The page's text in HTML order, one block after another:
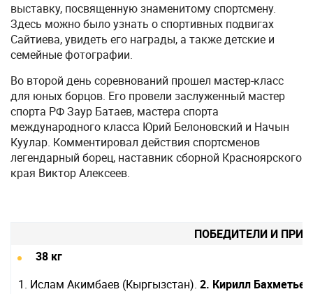
выставку, посвященную знаменитому спортсмену.
Здесь можно было узнать о спортивных подвигах
Сайтиева, увидеть его награды, а также детские и
семейные фотографии.
Во второй день соревнований прошел мастер-класс
для юных борцов. Его провели заслуженный мастер
спорта РФ Заур Батаев, мастера спорта
международного класса Юрий Белоновский и Начын
Куулар. Комментировал действия спортсменов
легендарный борец, наставник сборной Красноярского
края Виктор Алексеев.
ПОБЕДИТЕЛИ И
38 кг
1. Ислам Акимбаев (Кыргызстан). 2. Кирилл